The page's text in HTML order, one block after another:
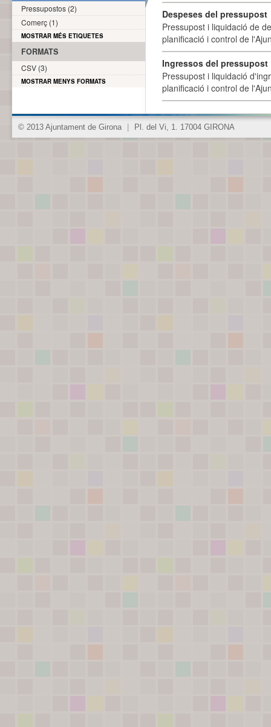
Despeses del pressupost
Pressupost i liquidació de
planificació i control de
Ingressos del pressupost
Pressupost i liquidació
planificació i control de
Pressupostos (2)
Comerç (1)
MOSTRAR MÉS ETIQUETES
FORMATS
CSV (3)
MOSTRAR MENYS FORMATS
© 2013 Ajuntament de Girona Pl. del Vi, 1. 17004 GIRONA